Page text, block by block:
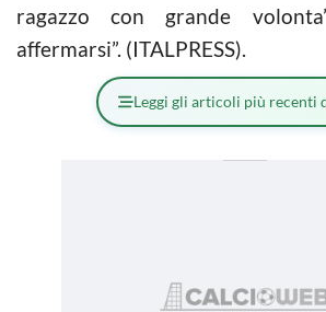
ragazzo con grande
affermarsi”. (ITALPRESS).
Leggi gli articoli più recenti